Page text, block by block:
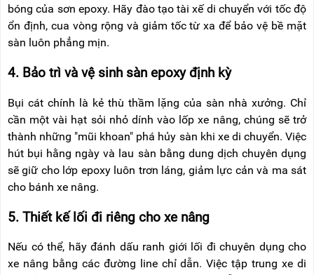
bóng của sơn epoxy. Hãy đào tạo tài xế di chuyển với tốc độ
ổn định, cua vòng rộng và giảm tốc từ xa để bảo vệ bề mặt
sàn luôn phẳng mịn.
4. Bảo trì và vệ sinh sàn epoxy định kỳ
Bụi cát chính là kẻ thù thầm lặng của sàn nhà xưởng. Chỉ
cần một vài hạt sỏi nhỏ dính vào lốp xe nâng, chúng sẽ trở
thành những "mũi khoan" phá hủy sàn khi xe di chuyển. Việc
hút bụi hằng ngày và lau sàn bằng dung dịch chuyên dụng
sẽ giữ cho lớp epoxy luôn trơn láng, giảm lực cản và ma sát
cho bánh xe nâng.
5. Thiết kế lối đi riêng cho xe nâng
Nếu có thể, hãy đánh dấu ranh giới lối đi chuyên dụng cho
xe nâng bằng các đường line chỉ dẫn. Việc tập trung xe di